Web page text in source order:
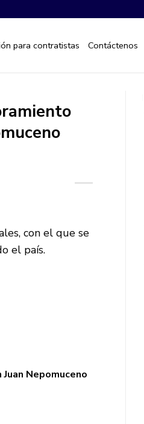
para contratistas Contáctenos
con el que se
el país.
Juan Nepomuceno